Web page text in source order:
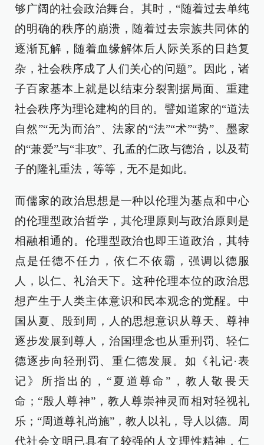
够广阔的社会政治舞台。其时，“随着过去单纯
的明确的秩序的崩溃，随着过去宗族共同体的
逐渐瓦解，随着血缘解体后人际关系的日趋复
杂，社会秩序成了人们关心的问题”。因此，诸
子百家基本上就是以结束分裂割据局面、重建
社会秩序为理论建构的目的。譬如道家的“道法
自然”“无为而治”、法家的“法”“术”“势”、墨家
的“兼爱”与“非攻”、孔孟的仁政与德治，以及荀
子的隆礼重法，等等，无不是如此。
而儒家的政治思想是一种以伦理为基点和中心
的伦理型政治哲学，其伦理原则与政治原则是
相融相通的。伦理型政治也即王道政治，其特
点是任德不任力，依仁不依霸，强调以德服
人，以仁、礼治天下。这种伦理本位的政治思
想产生于人类主体意识和民本观念的觉醒。中
国从夏、殷到周，人的思想意识从尊天、尊神
逐步发展到尊人，治国理念也从重刑罚、轻仁
德逐步向轻刑罚、重仁德发展。如《礼记·表
记》所指出的，“夏道尊命”，教人敬畏天
命；“殷人尊神”，教人尊崇神灵而相对轻视礼
乐；“周道尊礼尚施”，教人以礼，导人以德。周
代社会文明已具有了较强的人文理性精神，仁